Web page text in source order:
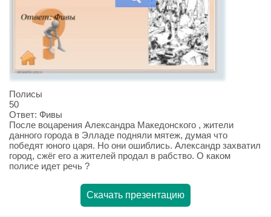
Полисы
50
Ответ: Фивы
После воцарения Александра Македонского , жители
данного города в Элладе подняли мятеж, думая что
победят юного царя. Но они ошиблись. Александр захватил
город, сжёг его а жителей продал в рабство. О каком
полисе идет речь ?
Скачать презентацию